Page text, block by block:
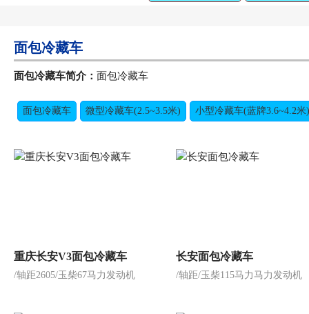
面包冷藏车
面包冷藏车简介： 面包冷藏车
面包冷藏车 微型冷藏车(2.5~3.5米) 小型冷藏车(蓝牌3.6~4.2米)
重庆长安V3面包冷藏车
/轴距2605/玉柴67马力发动机
长安面包冷藏车
/轴距/玉柴115马力马力发动机